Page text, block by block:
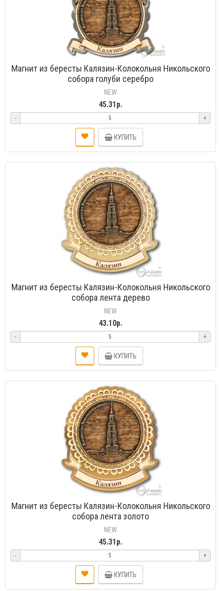
Магнит из бересты Калязин-Колокольня Никольского
собора голуби серебро
NEW
45.31р.
- +
КУПИТЬ
Магнит из бересты Калязин-Колокольня Никольского
собора лента дерево
NEW
43.10р.
- +
КУПИТЬ
Магнит из бересты Калязин-Колокольня Никольского
собора лента золото
NEW
45.31р.
- +
КУПИТЬ